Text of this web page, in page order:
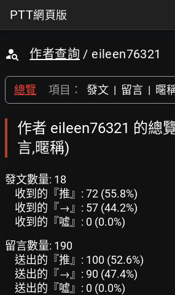
PTT網頁版
作者查詢 / eileen76321
總覽 項目： 發文 | 留言 | 暱
作者 eileen76321 的總
言,暱稱)
發文數量: 18
收到的『推』: 72 (55.8%)
收到的『→』: 57 (44.2%)
收到的『噓』: 0 (0.0%)
留言數量: 190
送出的『推』: 100 (52.6%)
送出的『→』: 90 (47.4%)
送出的『噓』: 0 (0.0%)